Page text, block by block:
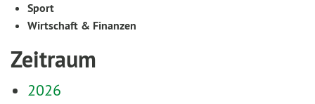
Sport
Wirtschaft & Finanzen
Zeitraum
2026